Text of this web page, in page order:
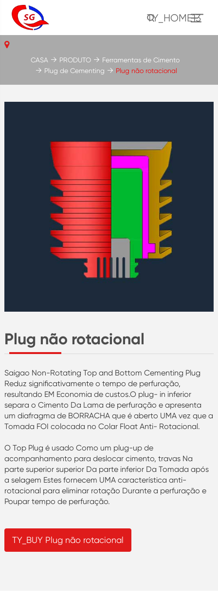
TY_HOME13
Plug não rotacional
Saigao Non-Rotating Top and Bottom Cementing Plug
Reduz significativamente o tempo de perfuração,
resultando EM Economia de custos.O plug- in inferior
separa o Cimento Da Lama de perfuração e apresenta
um diafragma de BORRACHA que é aberto UMA vez que a
Tomada FOI colocada no Colar Float Anti- Rotacional.
O Top Plug é usado Como um plug-up de
acompanhamento para deslocar cimento, travas Na
parte superior superior Da parte inferior Da Tomada após
a selagem Estes fornecem UMA característica anti-
rotacional para eliminar rotação Durante a perfuração e
Poupar tempo de perfuração.
TY_BUY Plug não rotacional
CASA PRODUTO
Ferramentas de Cimento
Plug de Cementing
Plug não rotacional